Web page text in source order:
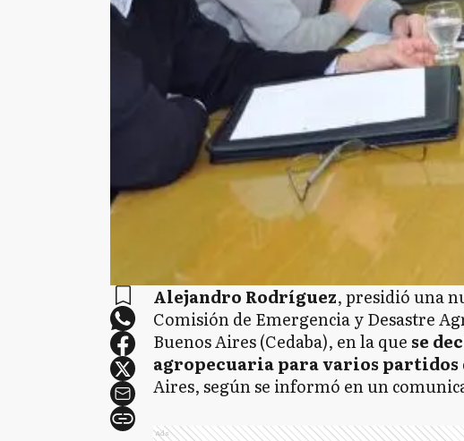
Alejandro Rodríguez, presidió una
Comisión de Emergencia y Desastre
Buenos Aires (Cedaba), en la que se
agropecuaria para varios partidos
Aires, según se informó en un
Ads